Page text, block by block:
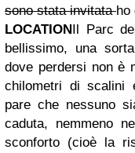
sono stata invitataho
LOCATIONIl Parc
bellissimo, una
dove perdersi non è
chilometri di scalini
pare che nessuno
caduta, nemmeno
sconforto (cioè la